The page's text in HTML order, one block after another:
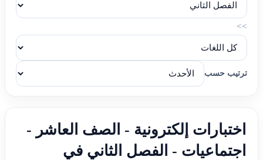
>>
ترتيب حسب
اختبارات إلكترونية - الصف العاشر -
اجتماعيات - الفصل الثاني في